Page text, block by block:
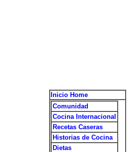
Inicio Home
Comunidad
Cocina Internacional
Recetas Caseras
Historias de Cocina
Dietas